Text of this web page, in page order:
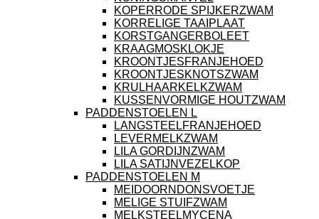
KOPERRODE SPIJKERZWAM
KORRELIGE TAAIPLAAT
KORSTGANGERBOLEET
KRAAGMOSKLOKJE
KROONTJESFRANJEHOED
KROONTJESKNOTSZWAM
KRULHAARKELKZWAM
KUSSENVORMIGE HOUTZWAM
PADDENSTOELEN L
LANGSTEELFRANJEHOED
LEVERMELKZWAM
LILA GORDIJNZWAM
LILA SATIJNVEZELKOP
PADDENSTOELEN M
MEIDOORNDONSVOETJE
MELIGE STUIFZWAM
MELKSTEELMYCENA